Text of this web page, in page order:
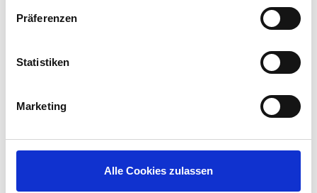
Präferenzen
Statistiken
Marketing
Alle Cookies zulassen
So whether you’re a seasoned pro or
digital workspace
newbie, Dizzion tailors solutions to fit
Ready to transform how work gets done
in your organization?
Visit dizzion.com to get started today.